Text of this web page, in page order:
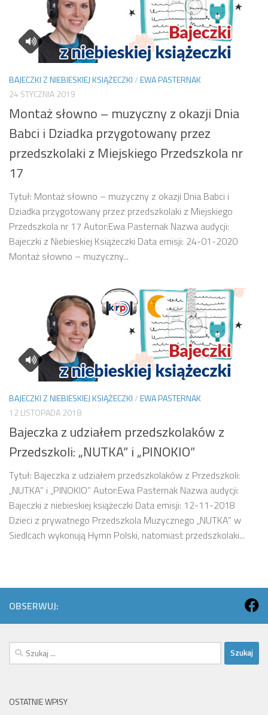
BAJECZKI Z NIEBIESKIEJ KSIĄŻECZKI/EWA PASTERNAK
24 STYCZNIA 2019
Montaż słowno – muzyczny z okazji Dnia
Babci i Dziadka przygotowany przez
przedszkolaki z Miejskiego Przedszkola nr
17
Tytuł: Montaż słowno – muzyczny z okazji Dnia Babci i
Dziadka przygotowany przez przedszkolaki z Miejskiego
Przedszkola nr 17 Autor:Ewa Pasternak Nazwa audycji:
Bajeczki z Niebieskiej Książeczki Data emisji: 24-01-2020
Montaż słowno – muzyczny...
BAJECZKI Z NIEBIESKIEJ KSIĄŻECZKI/EWA PASTERNAK
12 LISTOPADA 2018
Bajeczka z udziałem przedszkolaków z
Przedszkoli: „NUTKA” i „PINOKIO”
Tytuł: Bajeczka z udziałem przedszkolaków z Przedszkoli:
„NUTKA” i „PINOKIO” Autor:Ewa Pasternak Nazwa audycji:
Bajeczki z niebieskiej książeczki Data emisji: 12-11-2018
Dzieci z prywatnego Przedszkola Muzycznego „NUTKA” w
Siedlcach wykonują Hymn Polski, natomiast przedszkolaki...
OBSERWUJ:
Szukaj:
OSTATNIE WPISY